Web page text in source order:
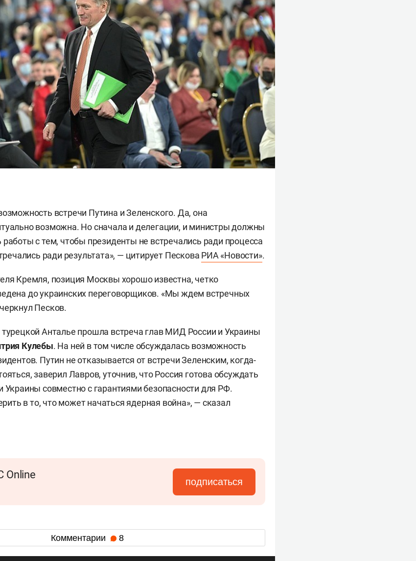
встречи Путина и Зеленского. Да, она
возможна. Но сначала и делегации, и министры должны
с тем, чтобы президенты не встречались ради процесса
ради результата», — цитирует Пескова РИА «Новости».
Кремля, позиция Москвы хорошо известна, четко
до украинских переговорщиков. «Мы ждем встречных
Песков.
Анталье прошла встреча глав МИД России и Украины
Кулебы. На ней в том числе обсуждалась возможность
Путин не отказывается от встречи Зеленским, когда-
заверил Лавров, уточнив, что Россия готова обсуждать
Украины совместно с гарантиями безопасности для РФ.
в то, что может начаться ядерная война», — сказал
Online
подписаться
Комментарии 8